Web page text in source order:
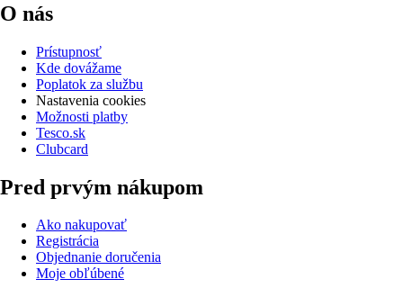
O nás
Prístupnosť
Kde dovážame
Poplatok za službu
Nastavenia cookies
Možnosti platby
Tesco.sk
Clubcard
Pred prvým nákupom
Ako nakupovať
Registrácia
Objednanie doručenia
Moje obľúbené